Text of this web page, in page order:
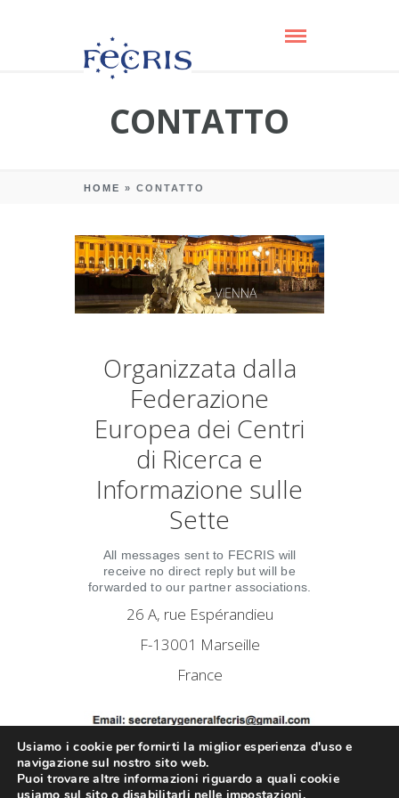
CONTATTO
HOME » CONTATTO
Organizzata dalla
Federazione
Europea dei Centri
di Ricerca e
Informazione sulle
Sette
All messages sent to FECRIS will
receive no direct reply but will be
forwarded to our partner associations.
26 A, rue Espérandieu
F-13001 Marseille
France
Copyright © 2018. FECRIS . All rights
Usiamo i cookie per fornirti la miglior esperienza d'uso e
navigazione sul nostro sito web.
Puoi trovare altre informazioni riguardo a quali cookie